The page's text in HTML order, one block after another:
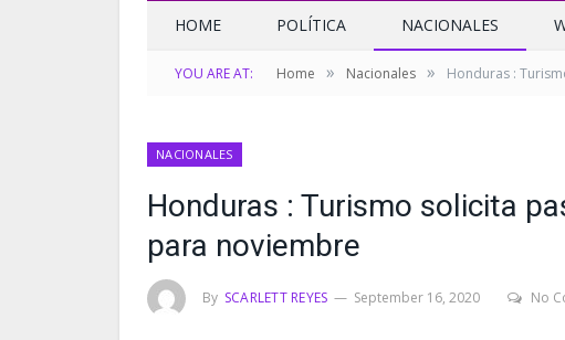
HOME POLÍTICA NACIONALES
YOU ARE AT: Home » Nacionales » Honduras :
NACIONALES
Honduras : Turismo solicita
para noviembre
By SCARLETT REYES September 16, 2020 No